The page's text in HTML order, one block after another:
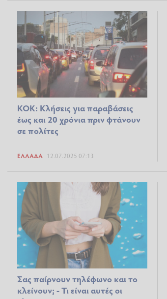
ΚΟΚ: Κλήσεις για παραβάσεις
έως και 20 χρόνια πριν φτάνουν
σε πολίτες
ΕΛΛΆΔΑ 12.07.2025 07:13
Σας παίρνουν τηλέφωνο και το
κλείνουν; - Τι είναι αυτές οι